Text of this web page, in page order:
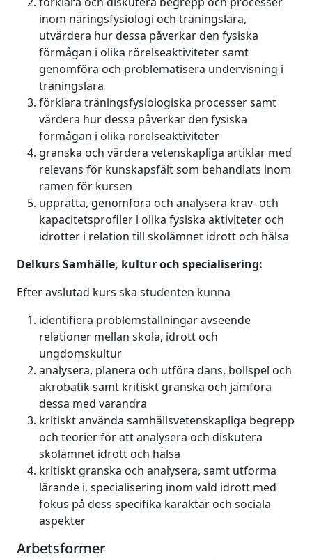
inom näringsfysiologi och träningslära,
utvärdera hur dessa påverkar den fysiska
förmågan i olika rörelseaktiviteter samt
genomföra och problematisera undervisning i
träningslära
förklara träningsfysiologiska processer samt
värdera hur dessa påverkar den fysiska
förmågan i olika rörelseaktiviteter
granska och värdera vetenskapliga artiklar med
relevans för kunskapsfält som behandlats inom
ramen för kursen
upprätta, genomföra och analysera krav- och
kapacitetsprofiler i olika fysiska aktiviteter och
idrotter i relation till skolämnet idrott och hälsa
Delkurs Samhälle, kultur och specialisering:
Efter avslutad kurs ska studenten kunna
identifiera problemställningar avseende
relationer mellan skola, idrott och
ungdomskultur
analysera, planera och utföra dans, bollspel och
akrobatik samt kritiskt granska och jämföra
dessa med varandra
kritiskt använda samhällsvetenskapliga begrepp
och teorier för att analysera och diskutera
skolämnet idrott och hälsa
kritiskt granska och analysera, samt utforma
lärande i, specialisering inom vald idrott med
fokus på dess specifika karaktär och sociala
aspekter
Arbetsformer